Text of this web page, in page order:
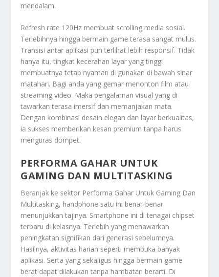
mendalam.
Refresh rate 120Hz membuat scrolling media sosial.
Terlebihnya hingga bermain game terasa sangat mulus.
Transisi antar aplikasi pun terlihat lebih responsif. Tidak
hanya itu, tingkat kecerahan layar yang tinggi
membuatnya tetap nyaman di gunakan di bawah sinar
matahari. Bagi anda yang gemar menonton film atau
streaming video. Maka pengalaman visual yang di
tawarkan terasa imersif dan memanjakan mata.
Dengan kombinasi desain elegan dan layar berkualitas,
ia sukses memberikan kesan premium tanpa harus
menguras dompet.
PERFORMA GAHAR UNTUK
GAMING DAN MULTITASKING
Beranjak ke sektor Performa Gahar Untuk Gaming Dan
Multitasking, handphone satu ini benar-benar
menunjukkan tajinya. Smartphone ini di tenagai chipset
terbaru di kelasnya. Terlebih yang menawarkan
peningkatan signifikan dari generasi sebelumnya.
Hasilnya, aktivitas harian seperti membuka banyak
aplikasi. Serta yang sekaligus hingga bermain game
berat dapat dilakukan tanpa hambatan berarti. Di